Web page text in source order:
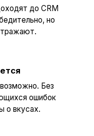
до CRM
но
Без
ошибок
о вкусах.